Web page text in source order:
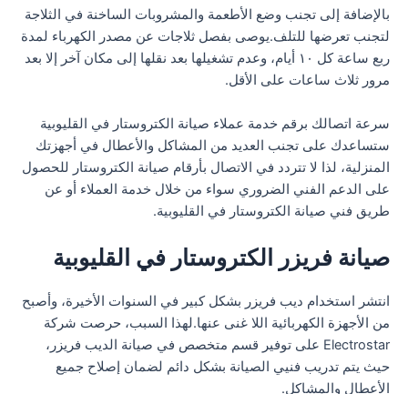
بالإضافة إلى تجنب وضع الأطعمة والمشروبات الساخنة في الثلاجة
لتجنب تعرضها للتلف.يوصى بفصل ثلاجات عن مصدر الكهرباء لمدة
ربع ساعة كل ١٠ أيام، وعدم تشغيلها بعد نقلها إلى مكان آخر إلا بعد
مرور ثلاث ساعات على الأقل.
سرعة اتصالك برقم خدمة عملاء صيانة الكتروستار في القليوبية
ستساعدك على تجنب العديد من المشاكل والأعطال في أجهزتك
المنزلية، لذا لا تتردد في الاتصال بأرقام صيانة الكتروستار للحصول
على الدعم الفني الضروري سواء من خلال خدمة العملاء أو عن
طريق فني صيانة الكتروستار في القليوبية.
صيانة فريزر الكتروستار في القليوبية
انتشر استخدام ديب فريزر بشكل كبير في السنوات الأخيرة، وأصبح
من الأجهزة الكهربائية اللا غنى عنها.لهذا السبب، حرصت شركة
Electrostar على توفير قسم متخصص في صيانة الديب فريزر،
حيث يتم تدريب فنيي الصيانة بشكل دائم لضمان إصلاح جميع
الأعطال والمشاكل.